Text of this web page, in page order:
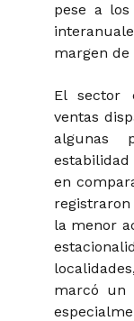
pese a
margen
El sector
ventas
algunas
en
la menor
marcó un